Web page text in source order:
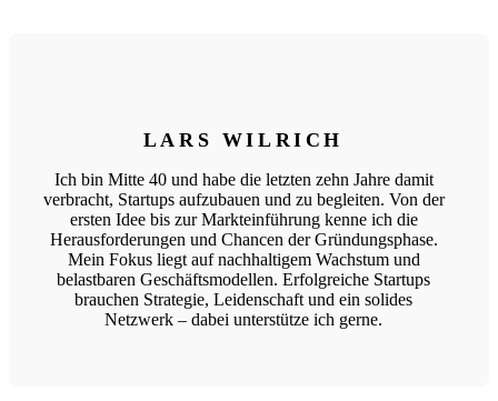
LARS WILRICH
Ich bin Mitte 40 und habe die letzten zehn Jahre damit
verbracht, Startups aufzubauen und zu begleiten. Von der
ersten Idee bis zur Markteinführung kenne ich die
Herausforderungen und Chancen der Gründungsphase.
Mein Fokus liegt auf nachhaltigem Wachstum und
belastbaren Geschäftsmodellen. Erfolgreiche Startups
brauchen Strategie, Leidenschaft und ein solides
Netzwerk – dabei unterstütze ich gerne.